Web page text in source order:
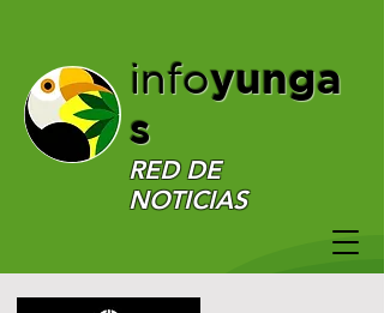
infoyunga
s
RED DE
NOTICIAS